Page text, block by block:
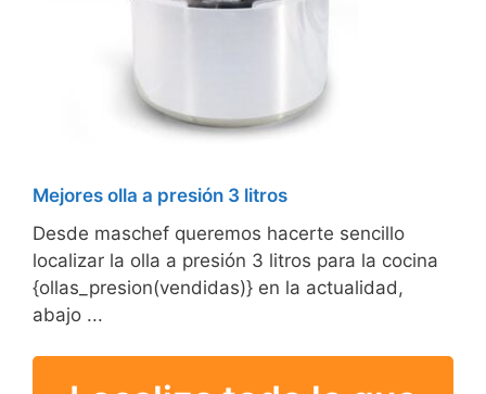
Mejores olla a presión 3 litros
Desde maschef queremos hacerte sencillo
localizar la olla a presión 3 litros para la cocina
{ollas_presion(vendidas)} en la actualidad,
abajo ...